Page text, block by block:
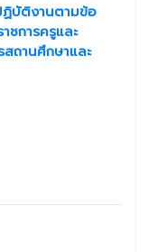
ฏิบัติงานตามข้อ
ชการครูและ
ถานศึกษาและ